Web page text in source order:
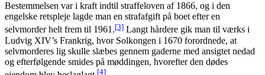
Bestemmelsen var i kraft indtil straffeloven af 1866, og i den
engelske retspleje lagde man en strafafgift på boet efter en
selvmorder helt frem til 1961.[3] Langt hårdere gik man til værks i
Ludvig XIV’s Frankrig, hvor Solkongen i 1670 forordnede, at
selvmorderes lig skulle slæbes gennem gaderne med ansigtet nedad
og efterfølgende smides på møddingen, hvorefter den dødes
[4]